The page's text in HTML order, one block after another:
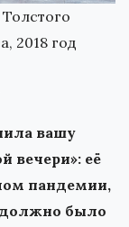
2018 год
вашу
вечери»: её
пандемии,
должно было